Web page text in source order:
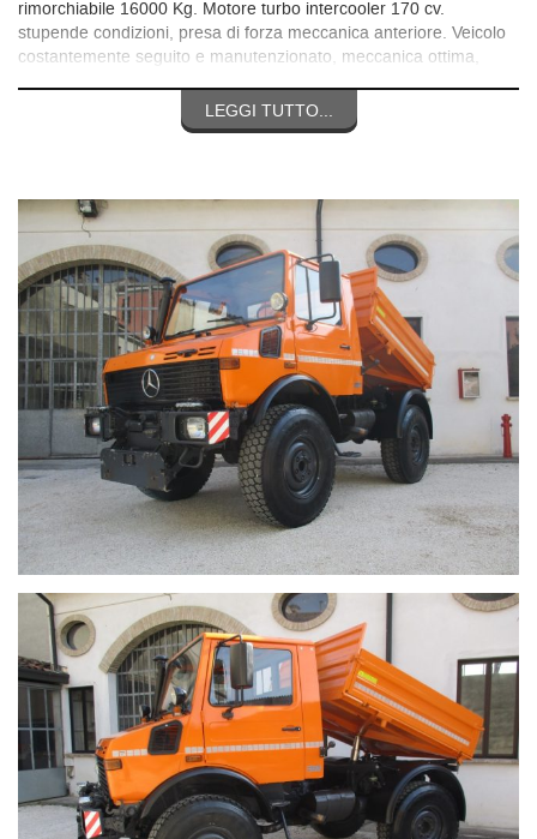
rimorchiabile 16000 Kg. Motore turbo intercooler 170 cv.
stupende condizioni, presa di forza meccanica anteriore. Veicolo
costantemente seguito e manutenzionato, meccanica ottima,
mail, no messaggi, solo chiamate grazie.
LEGGI TUTTO...